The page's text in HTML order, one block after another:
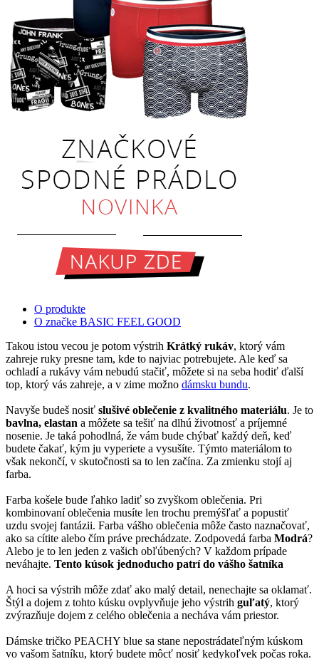
O produkte
O značke BASIC FEEL GOOD
Takou istou vecou je potom výstrih Krátký rukáv, ktorý vám
zahreje ruky presne tam, kde to najviac potrebujete. Ale keď sa
ochladí a rukávy vám nebudú stačiť, môžete si na seba hodiť ďalší
top, ktorý vás zahreje, a v zime možno dámsku bundu.
Navyše budeš nosiť slušivé oblečenie z kvalitného materiálu. Je to
bavlna, elastan a môžete sa tešiť na dlhú životnosť a príjemné
nosenie. Je taká pohodlná, že vám bude chýbať každý deň, keď
budete čakať, kým ju vyperiete a vysušíte. Týmto materiálom to
však nekončí, v skutočnosti sa to len začína. Za zmienku stojí aj
farba.
Farba košele bude ľahko ladiť so zvyškom oblečenia. Pri
kombinovaní oblečenia musíte len trochu premýšľať a popustiť
uzdu svojej fantázii. Farba vášho oblečenia môže často naznačovať,
ako sa cítite alebo čím práve prechádzate. Zodpovedá farba Modrá?
Alebo je to len jeden z vašich obľúbených? V každom prípade
neváhajte. Tento kúsok jednoducho patrí do vášho šatníka
A hoci sa výstrih môže zdať ako malý detail, nenechajte sa oklamať.
Štýl a dojem z tohto kúsku ovplyvňuje jeho výstrih guľatý, ktorý
zvýrazňuje dojem z celého oblečenia a necháva vám priestor.
Dámske tričko PEACHY blue sa stane nepostrádateľným kúskom
vo vašom šatníku, ktorý budete môcť nosiť kedykoľvek počas roka.